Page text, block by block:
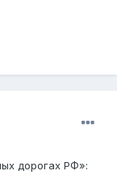
дорогах РФ»: